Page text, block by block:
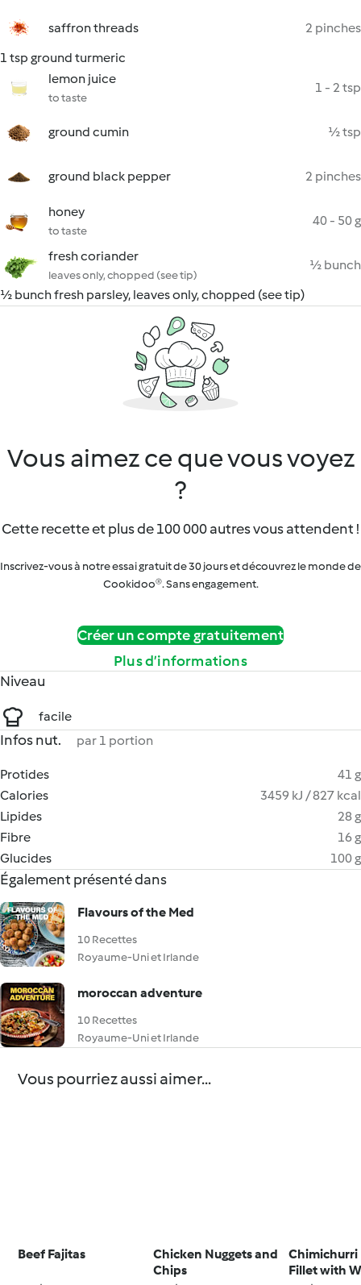
saffron threads
2 pinches
1 tsp ground turmeric
lemon juice
to taste
1 - 2 tsp
ground cumin ½ tsp
ground black pepper 2 pinches
honey
to taste
40 - 50 g
fresh coriander
leaves only, chopped (see tip)
½ bunch
½ bunch fresh parsley, leaves only, chopped (see tip)
Vous aimez ce que vous voyez
?
Cette recette et plus de 100 000 autres vous attendent !
Inscrivez-vous à notre essai gratuit de 30 jours et découvrez le monde de
Cookidoo®. Sans engagement.
Créer un compte gratuitement
Plus d’informations
Niveau
facile
Infos nut. par 1 portion
Protides
41 g
Calories
3459 kJ / 827 kcal
Lipides
28 g
Fibre
16 g
Glucides
100 g
Également présenté dans
Flavours of the Med
10 Recettes
Royaume-Uni et Irlande
moroccan adventure
10 Recettes
Royaume-Uni et Irlande
Vous pourriez aussi aimer...
Beef Fajitas
Chicken Nuggets and
Chips
Chimichurri
Fillet with